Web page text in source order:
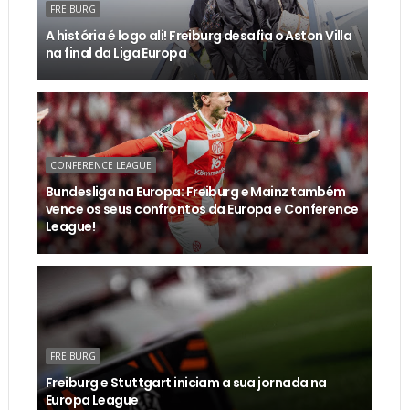
FREIBURG
A história é logo ali! Freiburg desafia o Aston Villa
na final da Liga Europa
CONFERENCE LEAGUE
Bundesliga na Europa: Freiburg e Mainz também
vence os seus confrontos da Europa e Conference
League!
FREIBURG
Freiburg e Stuttgart iniciam a sua jornada na
Europa League